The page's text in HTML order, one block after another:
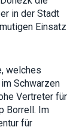
in der Stadt
Einsatz
welches
Schwarzen
Vertreter für
Borrell. Im
für